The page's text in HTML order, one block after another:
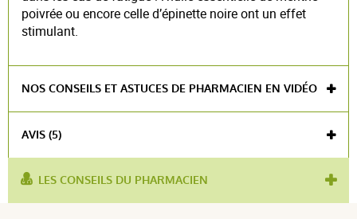
poivrée ou encore celle d’épinette noire ont un effet
stimulant.
NOS CONSEILS ET ASTUCES DE PHARMACIEN EN VIDÉO
AVIS (5)
LES CONSEILS DU PHARMACIEN